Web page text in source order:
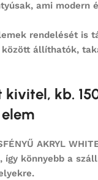
ami modern
rendelését is
között állíthatók,
kivitel, kb.
AKRYL
így könnyebb a